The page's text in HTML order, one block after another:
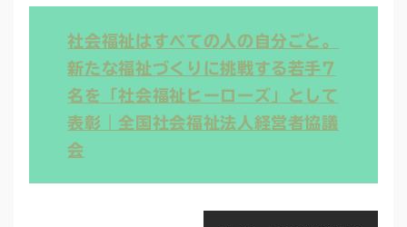
社会福祉はすべての人の自分ごと。
新たな福祉づくりに挑戦する若手7
名を「社会福祉ヒーローズ」として
表彰｜全国社会福祉法人経営者協議
会